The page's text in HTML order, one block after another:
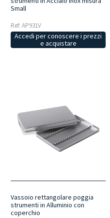
Small
Ref: AP931V
Accedi per conoscere i prezzi
e acquistare
Vassoio rettangolare poggia
strumenti in Alluminio con
coperchio